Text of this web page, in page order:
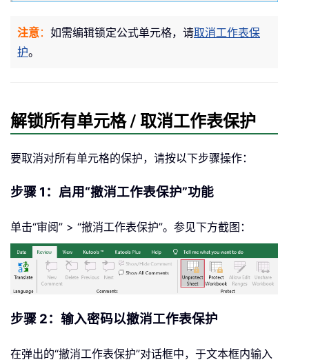
注意： 如需编辑锁定公式单元格，请取消工作表保
护。
解锁所有单元格 / 取消工作表保护
要取消对所有单元格的保护，请按以下步骤操作：
步骤 1：启用“撤消工作表保护”功能
单击“审阅” > “撤消工作表保护”。参见下方截图：
步骤 2：输入密码以撤消工作表保护
在弹出的“撤消工作表保护”对话框中，于文本框内输入